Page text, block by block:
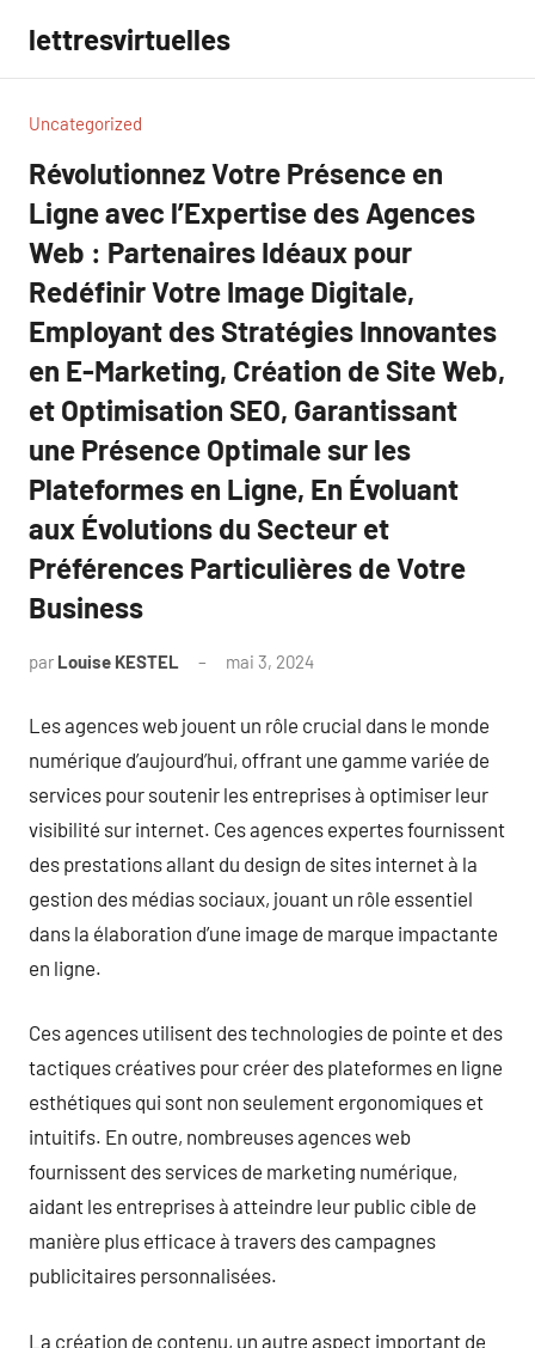
contenu
lettresvirtuelles
Uncategorized
Révolutionnez Votre Présence en
Ligne avec l’Expertise des Agences
Web : Partenaires Idéaux pour
Redéfinir Votre Image Digitale,
Employant des Stratégies Innovantes
en E-Marketing, Création de Site Web,
et Optimisation SEO, Garantissant
une Présence Optimale sur les
Plateformes en Ligne, En Évoluant
aux Évolutions du Secteur et
Préférences Particulières de Votre
Business
par Louise KESTEL mai 3, 2024
Les agences web jouent un rôle crucial dans le monde
numérique d’aujourd’hui, offrant une gamme variée de
services pour soutenir les entreprises à optimiser leur
visibilité sur internet. Ces agences expertes fournissent
des prestations allant du design de sites internet à la
gestion des médias sociaux, jouant un rôle essentiel
dans la élaboration d’une image de marque impactante
en ligne.
Ces agences utilisent des technologies de pointe et des
tactiques créatives pour créer des plateformes en ligne
esthétiques qui sont non seulement ergonomiques et
intuitifs. En outre, nombreuses agences web
fournissent des services de marketing numérique,
aidant les entreprises à atteindre leur public cible de
manière plus efficace à travers des campagnes
publicitaires personnalisées.
La création de contenu, un autre aspect important de